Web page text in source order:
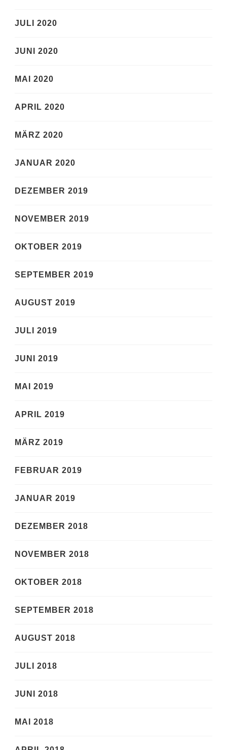
JULI 2020
JUNI 2020
MAI 2020
APRIL 2020
MÄRZ 2020
JANUAR 2020
DEZEMBER 2019
NOVEMBER 2019
OKTOBER 2019
SEPTEMBER 2019
AUGUST 2019
JULI 2019
JUNI 2019
MAI 2019
APRIL 2019
MÄRZ 2019
FEBRUAR 2019
JANUAR 2019
DEZEMBER 2018
NOVEMBER 2018
OKTOBER 2018
SEPTEMBER 2018
AUGUST 2018
JULI 2018
JUNI 2018
MAI 2018